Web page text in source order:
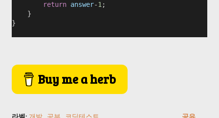
return answer-1 ;
}
}
Buy me a herb
라벨: 개발 공부 코딩테스트 공유